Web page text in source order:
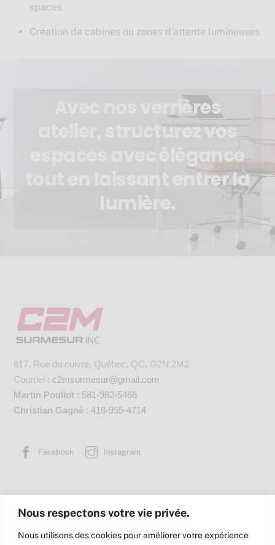
Nous respectons votre vie privée.
Nous utilisons des cookies pour améliorer votre expérience
spaces
Création de cabines ou zones d’attente lumineuses
Avec nos verrières
atelier, structurez vos
espaces avec élégance
tout en laissant entrer la
lumière.
617, Rue du cuivre, Québec, QC, G2N 2M2
Courriel : c2msurmesur@gmail.com
Martin Pouliot : 581-982-5466
Christian Gagné :418-955-4714
Facebook Instagram